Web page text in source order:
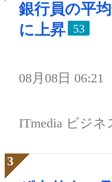
銀行員の平
に上昇
53
08月08日 06:21
ITmedia ビジ